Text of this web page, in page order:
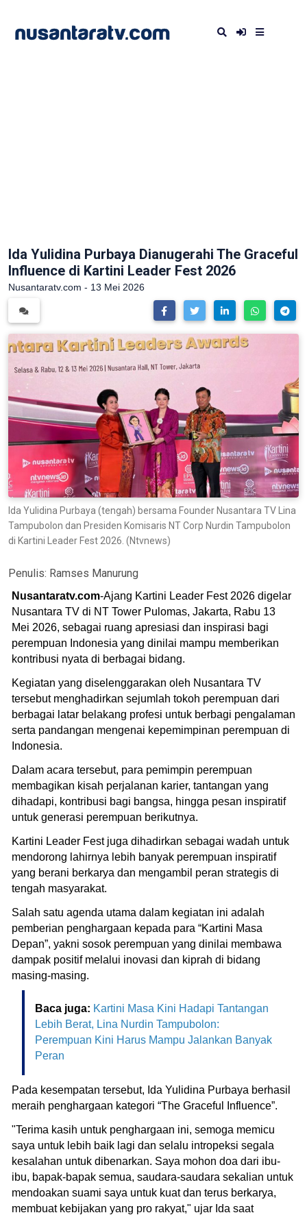
Ida Yulidina Purbaya Dianugerahi The Graceful
Influence di Kartini Leader Fest 2026
Nusantaratv.com - 13 Mei 2026
Ida Yulidina Purbaya (tengah) bersama Founder Nusantara TV Lina
Tampubolon dan Presiden Komisaris NT Corp Nurdin Tampubolon
di Kartini Leader Fest 2026. (Ntvnews)
Penulis: Ramses Manurung
Nusantaratv.com-Ajang Kartini Leader Fest 2026 digelar
Nusantara TV di NT Tower Pulomas, Jakarta, Rabu 13
Mei 2026, sebagai ruang apresiasi dan inspirasi bagi
perempuan Indonesia yang dinilai mampu memberikan
kontribusi nyata di berbagai bidang.
Kegiatan yang diselenggarakan oleh Nusantara TV
tersebut menghadirkan sejumlah tokoh perempuan dari
berbagai latar belakang profesi untuk berbagi pengalaman
serta pandangan mengenai kepemimpinan perempuan di
Indonesia.
Dalam acara tersebut, para pemimpin perempuan
membagikan kisah perjalanan karier, tantangan yang
dihadapi, kontribusi bagi bangsa, hingga pesan inspiratif
untuk generasi perempuan berikutnya.
Kartini Leader Fest juga dihadirkan sebagai wadah untuk
mendorong lahirnya lebih banyak perempuan inspiratif
yang berani berkarya dan mengambil peran strategis di
tengah masyarakat.
Salah satu agenda utama dalam kegiatan ini adalah
pemberian penghargaan kepada para “Kartini Masa
Depan”, yakni sosok perempuan yang dinilai membawa
dampak positif melalui inovasi dan kiprah di bidang
masing-masing.
Baca juga: Kartini Masa Kini Hadapi Tantangan
Lebih Berat, Lina Nurdin Tampubolon:
Perempuan Kini Harus Mampu Jalankan Banyak
Peran
Pada kesempatan tersebut, Ida Yulidina Purbaya berhasil
meraih penghargaan kategori “The Graceful Influence”.
"Terima kasih untuk penghargaan ini, semoga memicu
saya untuk lebih baik lagi dan selalu intropeksi segala
kesalahan untuk dibenarkan. Saya mohon doa dari ibu-
ibu, bapak-bapak semua, saudara-saudara sekalian untuk
mendoakan suami saya untuk kuat dan terus berkarya,
membuat kebijakan yang pro rakyat," ujar Ida saat